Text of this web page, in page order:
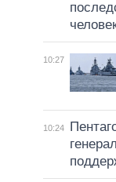
10:27
10:24